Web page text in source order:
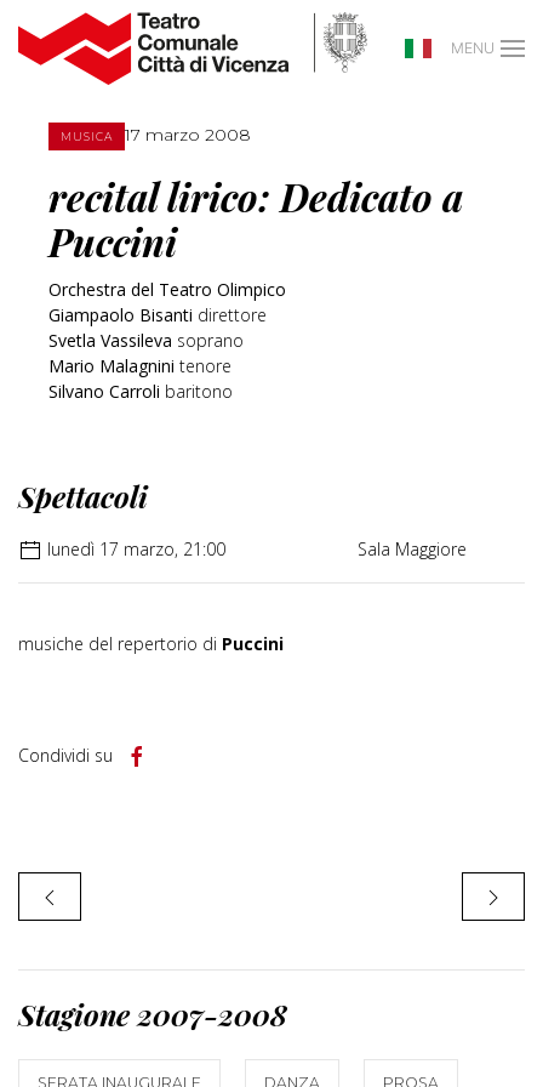
MENU
MUSICA 17 marzo 2008
recital lirico: Dedicato a
Puccini
Orchestra del Teatro Olimpico
Giampaolo Bisanti direttore
Svetla Vassileva soprano
Mario Malagnini tenore
Silvano Carroli baritono
Spettacoli
lunedì 17 marzo, 21:00 Sala Maggiore
musiche del repertorio di Puccini
Condividi su
Stagione 2007-2008
SERATA INAUGURALE DANZA PROSA